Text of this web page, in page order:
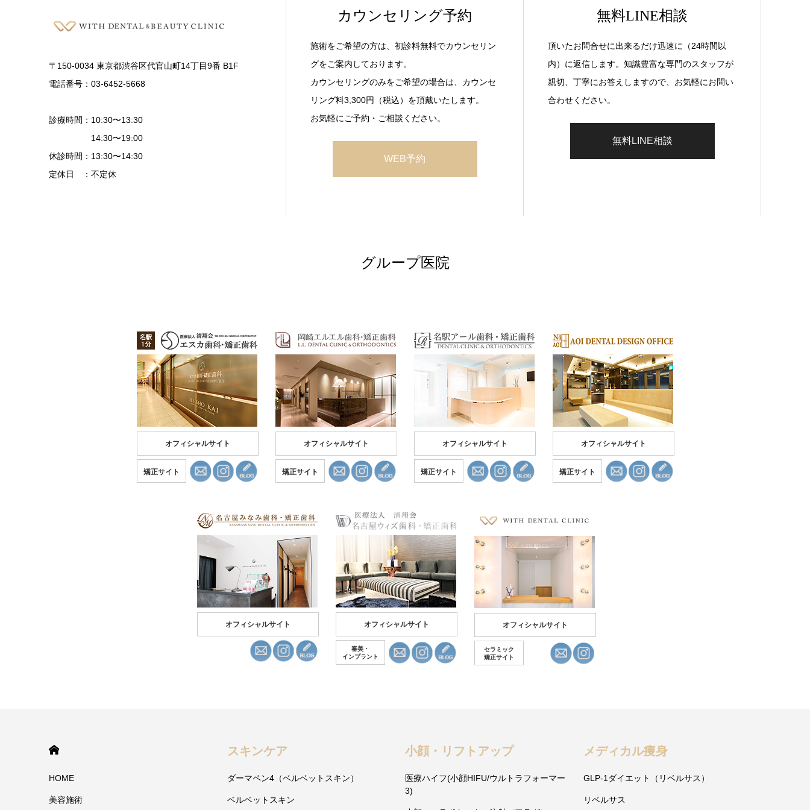
〒150-0034 東京都渋谷区代官山町14丁目9番 B1F
電話番号：03-6452-5668
診療時間：10:30〜13:30
14:30〜19:00
休診時間：13:30〜14:30
定休日 ：不定休
カウンセリング予約
施術をご希望の方は、初診料無料でカウンセリン
グをご案内しております。
カウンセリングのみをご希望の場合は、カウンセ
リング料3,300円（税込）を頂戴いたします。
お気軽にご予約・ご相談ください。
WEB予約
無料LINE相談
頂いたお問合せに出来るだけ迅速に（24時間以
内）に返信します。知識豊富な専門のスタッフが
親切、丁寧にお答えしますので、お気軽にお問い
合わせください。
無料LINE相談
グループ医院
オフィシャルサイト
矯正サイト
オフィシャルサイト
矯正サイト
オフィシャルサイト
矯正サイト
オフィシャルサイト
矯正サイト
オフィシャルサイト オフィシャルサイト
審美・
インプラント
オフィシャルサイト
セラミック
矯正サイト
HOME
美容施術
スキンケア
ダーマペン4（ベルベットスキン）
ベルベットスキン
小顔・リフトアップ
医療ハイフ(小顔HIFU/ウルトラフォーマー
3)
メディカル痩身
GLP-1ダイエット（リベルサス）
リベルサス